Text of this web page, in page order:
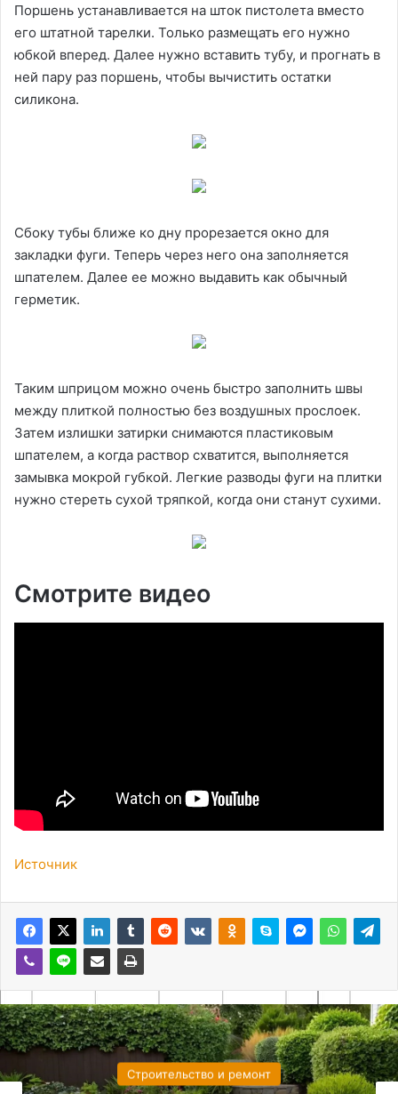
Поршень устанавливается на шток пистолета вместо
его штатной тарелки. Только размещать его нужно
юбкой вперед. Далее нужно вставить тубу, и прогнать в
ней пару раз поршень, чтобы вычистить остатки
силикона.
Сбоку тубы ближе ко дну прорезается окно для
закладки фуги. Теперь через него она заполняется
шпателем. Далее ее можно выдавить как обычный
герметик.
Таким шприцом можно очень быстро заполнить швы
между плиткой полностью без воздушных прослоек.
Затем излишки затирки снимаются пластиковым
шпателем, а когда раствор схватится, выполняется
замывка мокрой губкой. Легкие разводы фуги на плитки
нужно стереть сухой тряпкой, когда они станут сухими.
Смотрите видео
Источник
Строительство и ремонт